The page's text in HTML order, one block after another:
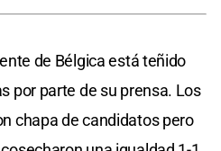
de Bélgica está teñido
por parte de su prensa. Los
chapa de candidatos pero